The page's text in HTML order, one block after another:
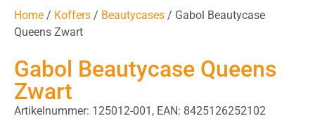
Home / Koffers / Beautycases / Gabol Beautycase
Queens Zwart
Gabol Beautycase Queens
Zwart
Artikelnummer: 125012-001, EAN: 8425126252102